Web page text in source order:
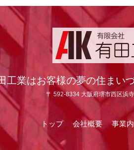
工業はお客様の夢の住まい
〒 592-8334 大阪府堺市西区浜
トップ 会社概要 事業